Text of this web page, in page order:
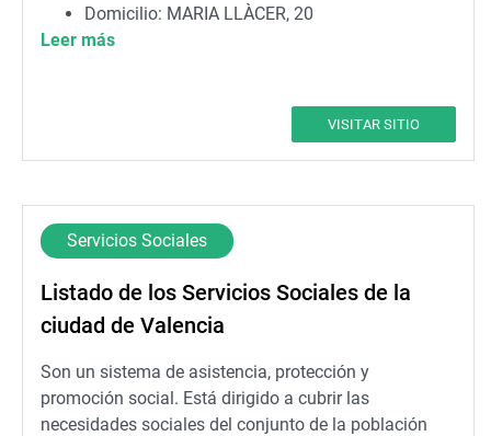
Domicilio: MARIA LLÀCER, 20
Teléfono: 092 (a través de la Policía Local)
Leer más
VISITAR SITIO
Servicios Sociales
Listado de los Servicios Sociales de la
ciudad de Valencia
Son un sistema de asistencia, protección y
promoción social. Está dirigido a cubrir las
necesidades sociales del conjunto de la población